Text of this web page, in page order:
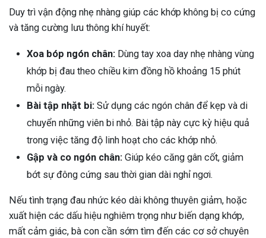
Duy trì vận động nhẹ nhàng giúp các khớp không bị co cứng
và tăng cường lưu thông khí huyết:
Xoa bóp ngón chân: Dùng tay xoa day nhẹ nhàng vùng
khớp bị đau theo chiều kim đồng hồ khoảng 15 phút
mỗi ngày.
Bài tập nhặt bi: Sử dụng các ngón chân để kẹp và di
chuyển những viên bi nhỏ. Bài tập này cực kỳ hiệu quả
trong việc tăng độ linh hoạt cho các khớp nhỏ.
Gập và co ngón chân: Giúp kéo căng gân cốt, giảm
bớt sự đông cứng sau thời gian dài nghỉ ngơi.
Nếu tình trạng đau nhức kéo dài không thuyên giảm, hoặc
xuất hiện các dấu hiệu nghiêm trọng như biến dạng khớp,
mất cảm giác, bà con cần sớm tìm đến các cơ sở chuyên